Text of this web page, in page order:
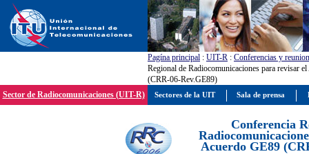
Pagína principal : UIT-R : Conferencias y
Regional de Radiocomunicaciones para revisar
(CRR-06-Rev.GE89)
Sector de Radiocomunicaciones (UIT-R)
Conferencia
Acuerdo GE89
Sectores de la UIT Sala de prensa